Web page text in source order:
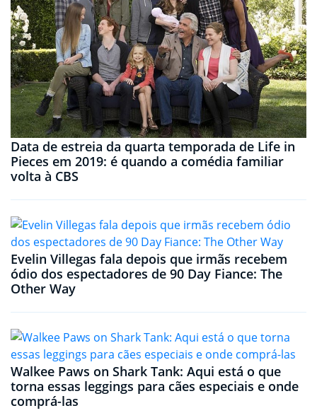
Data de estreia da quarta temporada de Life in
Pieces em 2019: é quando a comédia familiar
volta à CBS
Evelin Villegas fala depois que irmãs recebem
ódio dos espectadores de 90 Day Fiance: The
Other Way
Walkee Paws on Shark Tank: Aqui está o que
torna essas leggings para cães especiais e onde
comprá-las